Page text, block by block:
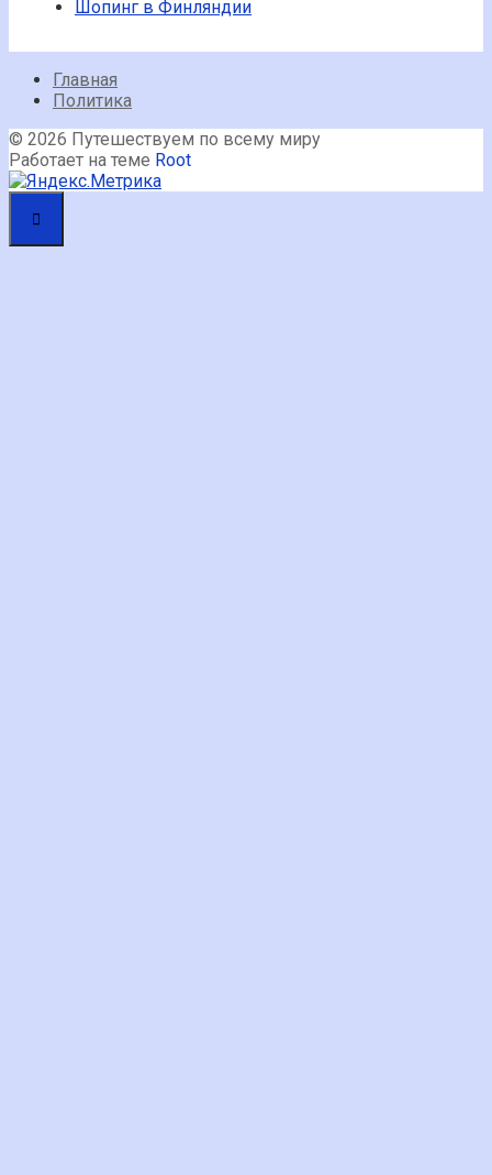
Шопинг в Финляндии
Главная
Политика
© 2026 Путешествуем по всему миру
Работает на теме Root